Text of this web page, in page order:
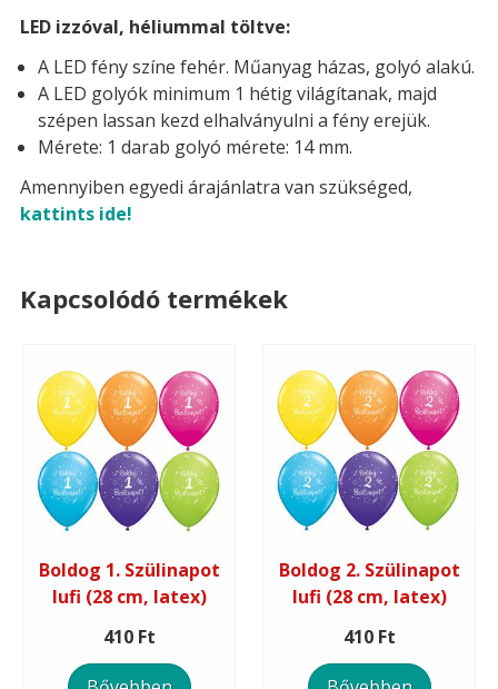
LED izzóval, héliummal töltve:
A LED fény színe fehér. Műanyag házas, golyó alakú.
A LED golyók minimum 1 hétig világítanak, majd
szépen lassan kezd elhalványulni a fény erejük.
Mérete: 1 darab golyó mérete: 14 mm.
Amennyiben egyedi árajánlatra van szükséged,
kattints ide!
Kapcsolódó termékek
Boldog 1. Szülinapot
lufi (28 cm, latex)
410 Ft
Boldog 2. Szülinapot
lufi (28 cm, latex)
410 Ft